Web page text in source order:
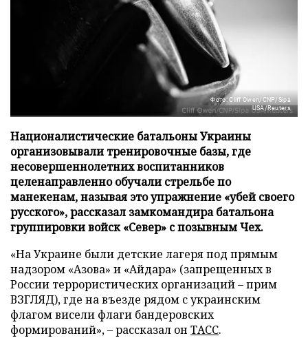
Фото: Cliff Owen/CNP/Sipa
USA/Reuters
Националистические батальоны Украины
организовывали тренировочные базы, где
несовершеннолетних воспитанников
целенаправленно обучали стрельбе по
манекенам, называя это упражнение «убей своего
русского», рассказал замкомандира батальона
группировки войск «Север» с позывным Чех.
«На Украине были детские лагеря под прямым
надзором «Азова» и «Айдара» (запрещенных в
России террористических организаций – прим
ВЗГЛЯД), где на въезде рядом с украинским
флагом висели флаги бандеровских
формирований», – рассказал он ТАСС.